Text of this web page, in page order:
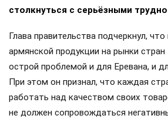
столкнуться с серьёзными
Глава правительства подчеркнул,
армянской продукции на рынки
острой проблемой и для Еревана, и
При этом он признал, что каждая
работать над качеством своих
не должен сопровождаться